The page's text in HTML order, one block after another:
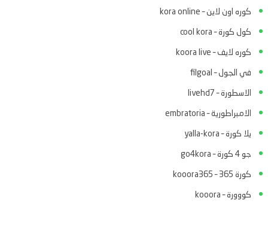
كوره اون لاين – kora online
كول كورة – cool kora
كوره لايف – koora live
في الجول – filgoal
الاسطورة – livehd7
الامبراطورية – embratoria
يلا كورة – yalla-kora
جو 4 كورة – go4kora
كورة 365 – kooora365
كووورة – kooora